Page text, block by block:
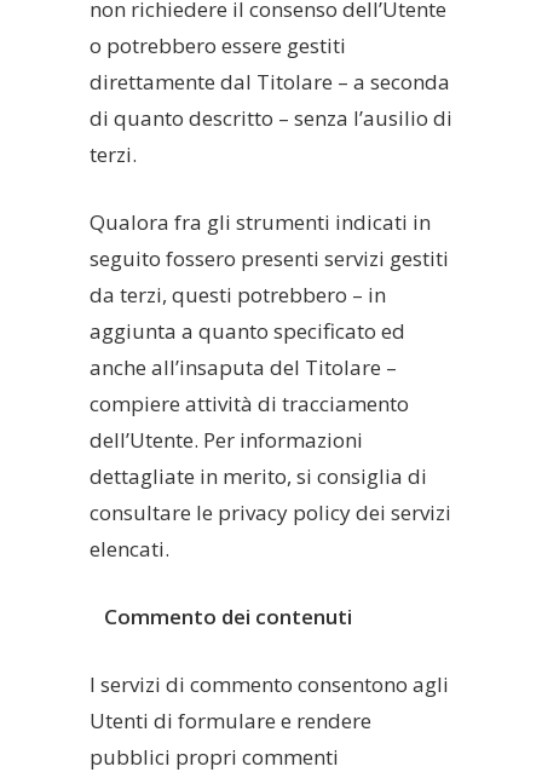
non richiedere il consenso dell’Utente
o potrebbero essere gestiti
direttamente dal Titolare – a seconda
di quanto descritto – senza l’ausilio di
terzi.
Qualora fra gli strumenti indicati in
seguito fossero presenti servizi gestiti
da terzi, questi potrebbero – in
aggiunta a quanto specificato ed
anche all’insaputa del Titolare –
compiere attività di tracciamento
dell’Utente. Per informazioni
dettagliate in merito, si consiglia di
consultare le privacy policy dei servizi
elencati.
Commento dei contenuti
I servizi di commento consentono agli
Utenti di formulare e rendere
pubblici propri commenti